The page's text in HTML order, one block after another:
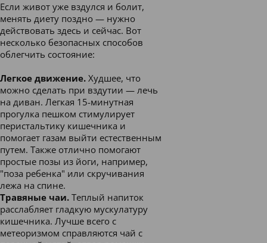
Если живот уже вздулся и болит,
менять диету поздно — нужно
действовать здесь и сейчас. Вот
несколько безопасных способов
облегчить состояние:
Легкое движение. Худшее, что
можно сделать при вздутии — лечь
на диван. Легкая 15-минутная
прогулка пешком стимулирует
перистальтику кишечника и
помогает газам выйти естественным
путем. Также отлично помогают
простые позы из йоги, например,
"поза ребенка" или скручивания
лежа на спине.
Травяные чаи. Теплый напиток
расслабляет гладкую мускулатуру
кишечника. Лучше всего с
метеоризмом справляются чай с